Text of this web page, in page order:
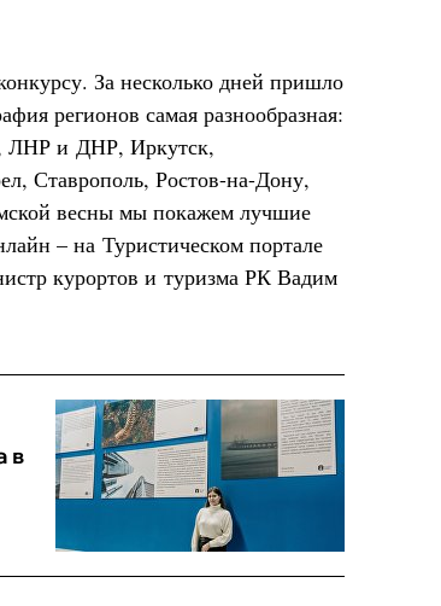
За несколько дней пришло
регионов самая разнообразная:
ЛНР и ДНР, Иркутск,
Ставрополь, Ростов-на-Дону,
весны мы покажем лучшие
– на Туристическом портале
курортов и туризма РК Вадим
в